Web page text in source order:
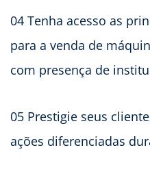
04 Tenha acesso as
para a venda de
com presença de
05 Prestigie seus
ações diferenciadas